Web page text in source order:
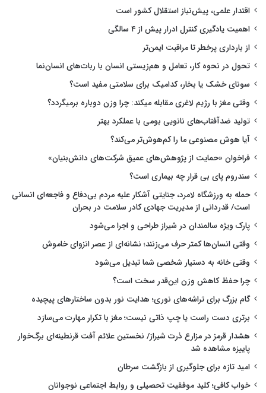
اقتدار علمی، پیش‌نیاز استقلال کشور است
اهمیت یادگیری کنترل ادرار پیش از ۴ سالگی
از بارداری پرخطر تا مراقبت ایمن‌تر
تحول در نحوه کار، تعامل و هم‌زیستی انسان با ربات‌های انسان‌نما
سونای خشک یا بخار، کدامیک برای سلامتی مفید است؟
وقتی مغز با رژیم لاغری مقابله میکند: چرا وزن دوباره برمیگردد؟
تولید ضدآفتاب‌های نانویی بومی با عملکرد بهتر
آیا هوش مصنوعی ما را کم‌هوش‌تر می‌کند؟
فراخوان «حمایت از پژوهش‌های عمیق شرکت‌های دانش‌بنیان»
سندروم پای بی قرار چه بیماری است؟
حمله به ورزشگاه لامرد، جنایتی آشکار علیه مردم بی‌دفاع و فاجعه‌ای انسانی
است/ قدردانی از مدیریت جهادی کادر سلامت در بحران
پارک ویژه سالمندان در شیراز طراحی و اجرا می‌شود
وقتی انسان‌ها کمتر حرف می‌زنند؛ نشانه‌ای از عصر انزوای خاموش
وقتی خانه به دستیار شخصی شما تبدیل می‌شود
چرا حفظ کاهش وزن این‌قدر سخت است؟
گام بزرگ برای تراشه‌های نوری؛ هدایت نور بدون ساختارهای پیچیده
برتری دست راست یا چپ ذاتی نیست؛ مغز با تکرار مهارت می‌سازد
هشدار قرمز در مزارع ذرت شیراز/ نخستین علائم آفت قرنطینه‌ای برگ‌خوار
پاییزه مشاهده شد
امید تازه برای جلوگیری از بازگشت سرطان
خواب کافی؛ کلید موفقیت تحصیلی و روابط اجتماعی نوجوانان